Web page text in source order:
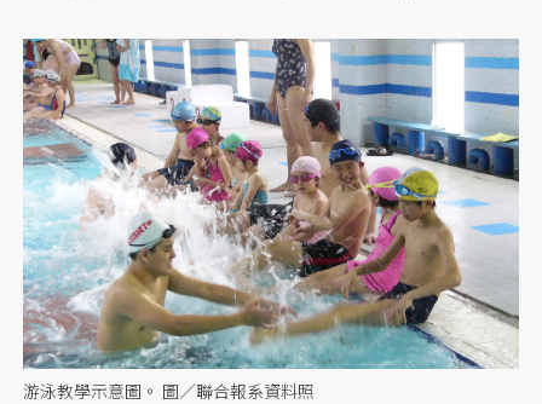
游泳教學示意圖。 圖／聯合報系資料照